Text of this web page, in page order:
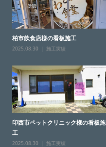
柏市飲食店様の看板施工
2025.08.30 施工実績
印西市ペットクリニック様の看板施
工
2025.08.30 施工実績